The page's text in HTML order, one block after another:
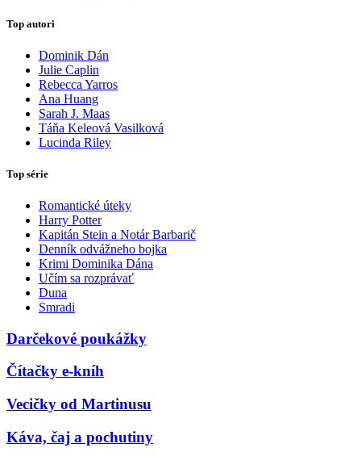
Top autori
Dominik Dán
Julie Caplin
Rebecca Yarros
Ana Huang
Sarah J. Maas
Táňa Keleová Vasilková
Lucinda Riley
Top série
Romantické úteky
Harry Potter
Kapitán Stein a Notár Barbarič
Denník odvážneho bojka
Krimi Dominika Dána
Učím sa rozprávať
Duna
Smradi
Darčekové poukážky
Čítačky e-kníh
Vecičky od Martinusu
Káva, čaj a pochutiny